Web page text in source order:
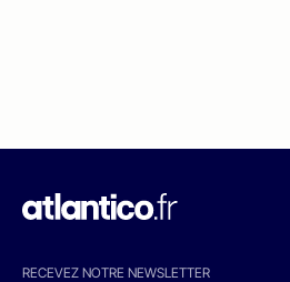
RECEVEZ NOTRE NEWSLETTER